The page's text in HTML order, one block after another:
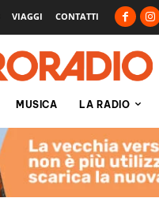
VIAGGI CONTATTI
MUSICA LA RADIO